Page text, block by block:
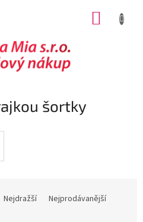
šortky
Nejdražší
Nejprodávanější